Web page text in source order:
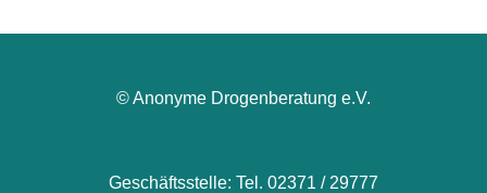
© Anonyme Drogenberatung e.V.
Geschäftsstelle: Tel. 02371 / 29777